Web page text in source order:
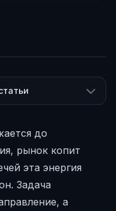
до
рынок копит
эта энергия
Задача
а